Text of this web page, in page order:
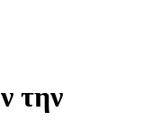
την